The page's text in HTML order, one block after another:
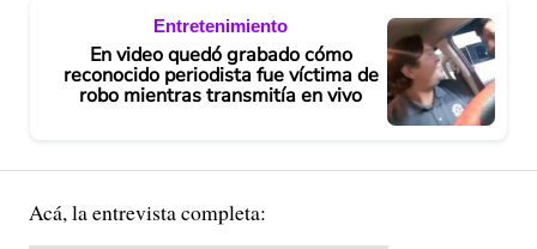
Entretenimiento
En video quedó grabado cómo
reconocido periodista fue víctima de
robo mientras transmitía en vivo
Acá, la entrevista completa: